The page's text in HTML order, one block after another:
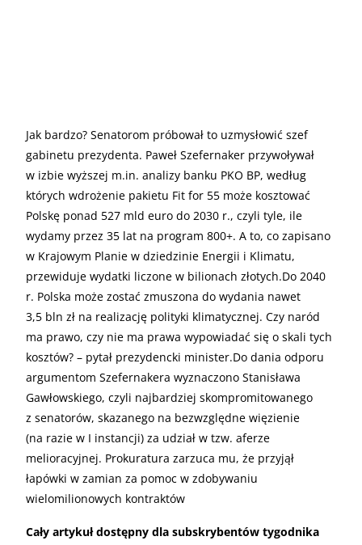
Jak bardzo? Senatorom próbował to uzmysłowić szef
gabinetu prezydenta. Paweł Szefernaker przywoływał
w izbie wyższej m.in. analizy banku PKO BP, według
których wdrożenie pakietu Fit for 55 może kosztować
Polskę ponad 527 mld euro do 2030 r., czyli tyle, ile
wydamy przez 35 lat na program 800+. A to, co zapisano
w Krajowym Planie w dziedzinie Energii i Klimatu,
przewiduje wydatki liczone w bilionach złotych.Do 2040
r. Polska może zostać zmuszona do wydania nawet
3,5 bln zł na realizację polityki klimatycznej. Czy naród
ma prawo, czy nie ma prawa wypowiadać się o skali tych
kosztów? – pytał prezydencki minister.Do dania odporu
argumentom Szefernakera wyznaczono Stanisława
Gawłowskiego, czyli najbardziej skompromitowanego
z senatorów, skazanego na bezwzględne więzienie
(na razie w I instancji) za udział w tzw. aferze
melioracyjnej. Prokuratura zarzuca mu, że przyjął
łapówki w zamian za pomoc w zdobywaniu
wielomilionowych kontraktów
Cały artykuł dostępny dla subskrybentów tygodnika